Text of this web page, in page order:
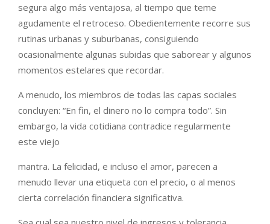
segura algo más ventajosa, al tiempo que teme
agudamente el retroceso. Obedientemente recorre sus
rutinas urbanas y suburbanas, consiguiendo
ocasionalmente algunas subidas que saborear y algunos
momentos estelares que recordar.
A menudo, los miembros de todas las capas sociales
concluyen: “En fin, el dinero no lo compra todo”. Sin
embargo, la vida cotidiana contradice regularmente
este viejo
mantra. La felicidad, e incluso el amor, parecen a
menudo llevar una etiqueta con el precio, o al menos
cierta correlación financiera significativa.